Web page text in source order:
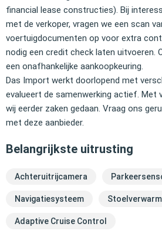
financial lease constructies). Bij
met de verkoper, vragen we een scan
voertuigdocumenten op voor extra
nodig een credit check laten uitvoeren.
een onafhankelijke aankoopkeuring.
Das Import werkt doorlopend met
evalueert de samenwerking actief. Met
wij eerder zaken gedaan. Vraag ons
met deze aanbieder.
Belangrijkste uitrusting
Achteruitrijcamera
Navigatiesysteem
Adaptive Cruise Control